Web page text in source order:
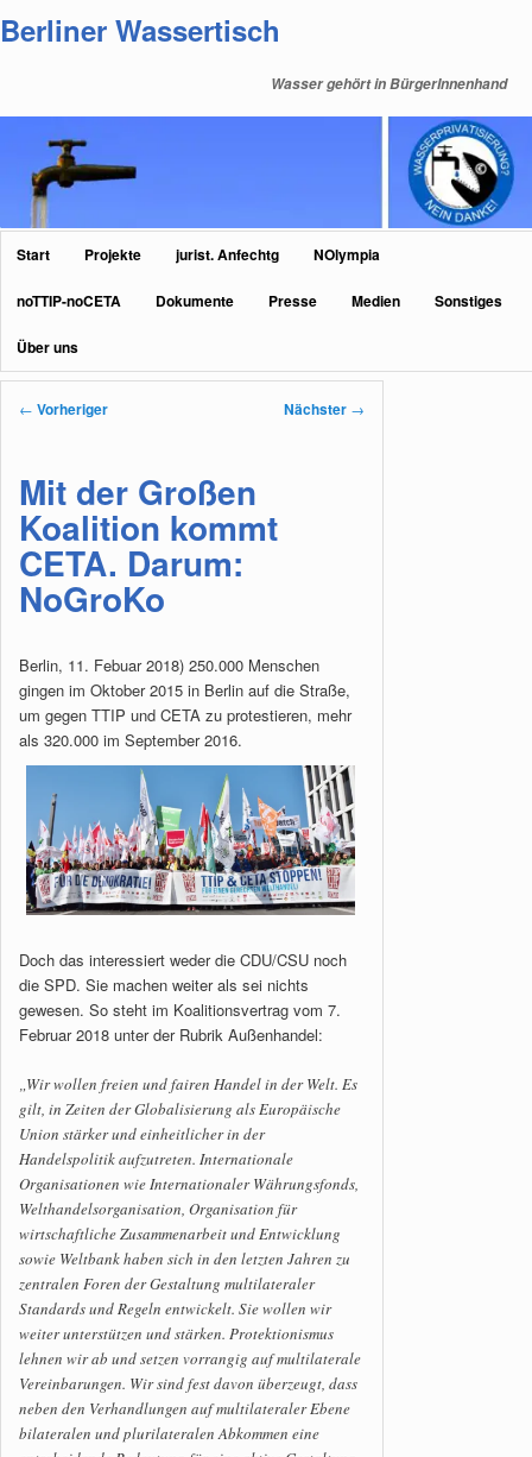
primären
Berliner Wassertisch
Wasser gehört in BürgerInnenhand
Hauptmenü
Start Projekte jurist. Anfechtg NOlympia
noTTIP-noCETA Dokumente Presse Medien Sonstiges
Über uns
Beitragsnavigation
← Vorheriger Nächster →
Mit der Großen
Koalition kommt
CETA. Darum:
NoGroKo
Berlin, 11. Febuar 2018) 250.000 Menschen
gingen im Oktober 2015 in Berlin auf die Straße,
um gegen TTIP und CETA zu protestieren, mehr
als 320.000 im September 2016.
Doch das interessiert weder die CDU/CSU noch
die SPD. Sie machen weiter als sei nichts
gewesen. So steht im Koalitionsvertrag vom 7.
Februar 2018 unter der Rubrik Außenhandel:
„Wir wollen freien und fairen Handel in der Welt. Es
gilt, in Zeiten der Globalisierung als Europäische
Union stärker und einheitlicher in der
Handelspolitik aufzutreten. Internationale
Organisationen wie Internationaler Währungsfonds,
Welthandelsorganisation, Organisation für
wirtschaftliche Zusammenarbeit und Entwicklung
sowie Weltbank haben sich in den letzten Jahren zu
zentralen Foren der Gestaltung multilateraler
Standards und Regeln entwickelt. Sie wollen wir
weiter unterstützen und stärken. Protektionismus
lehnen wir ab und setzen vorrangig auf multilaterale
Vereinbarungen. Wir sind fest davon überzeugt, dass
neben den Verhandlungen auf multilateraler Ebene
bilateralen und plurilateralen Abkommen eine